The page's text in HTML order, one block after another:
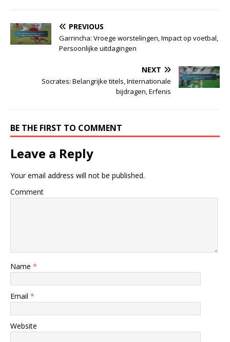
PREVIOUS
Garrincha: Vroege worstelingen, Impact op voetbal,
Persoonlijke uitdagingen
NEXT
Socrates: Belangrijke titels, Internationale
bijdragen, Erfenis
BE THE FIRST TO COMMENT
Leave a Reply
Your email address will not be published.
Comment
Name *
Email *
Website